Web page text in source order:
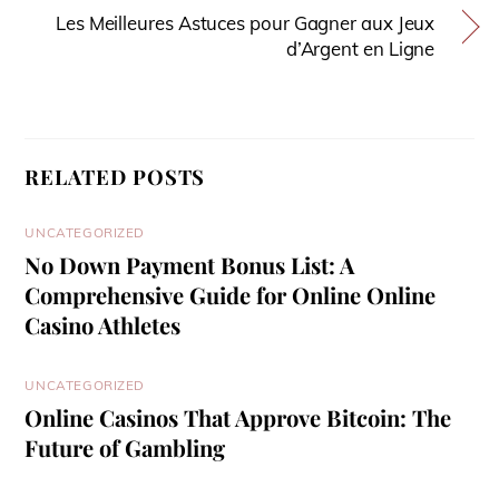
Les Meilleures Astuces pour Gagner aux Jeux
d’Argent en Ligne
RELATED POSTS
UNCATEGORIZED
No Down Payment Bonus List: A
Comprehensive Guide for Online Online
Casino Athletes
UNCATEGORIZED
Online Casinos That Approve Bitcoin: The
Future of Gambling